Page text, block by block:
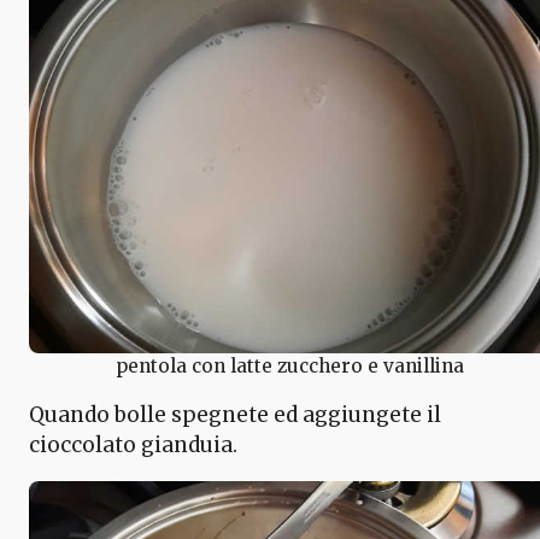
pentola con latte zucchero e vanillina
Quando bolle spegnete ed aggiungete il
cioccolato gianduia.